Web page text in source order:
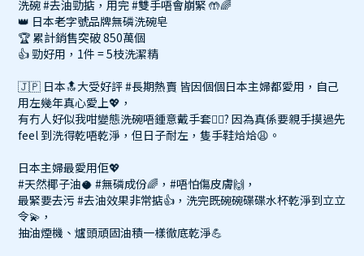
洗碗 #去油勁掂，用完 #雙手唔會崩緊 🤲🌈
👑 日本老字號品牌無磷洗碗皂
🏆 累計銷售突破 850萬個
👍 勁好用，1件 = 5枝洗潔精
🇯🇵 日本🔝大受好評 #長期熱賣 皆因個個日本主婦都愛用，自己
用左幾年真心愛上💖，
有冇人好似我咁變態洗碗唔鍾意戴手套🙋‍♀? 因為真係要親手摸過先
feel 到洗得乾唔乾淨，但日子耐左，隻手鞋烚烚😩。
日本主婦最愛用佢💖
#天然椰子油🥥 #無磷成份🌈，#唔怕傷皮膚🙌，
最緊要去污 #去油效果非常掂👍，洗完既碗碗碟碟水杯乾淨到立立
令💫，
抽油煙機、爐頭頑固油積一樣徹底乾淨💪